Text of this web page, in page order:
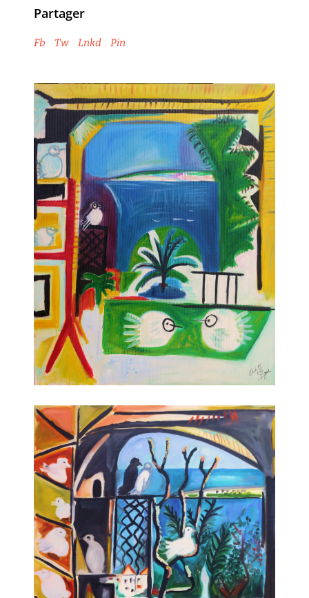
Partager
Fb Tw Lnkd Pin